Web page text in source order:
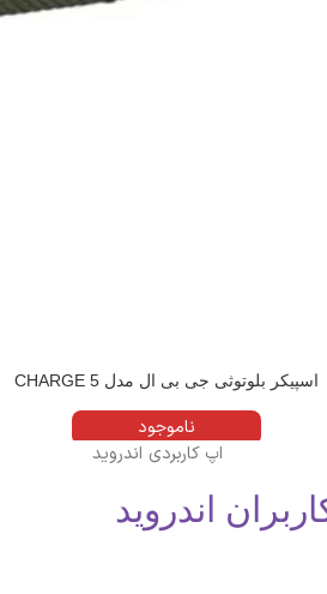
اسپیکر بلوتوثی جی بی ال مدل CHARGE 5
ناموجود